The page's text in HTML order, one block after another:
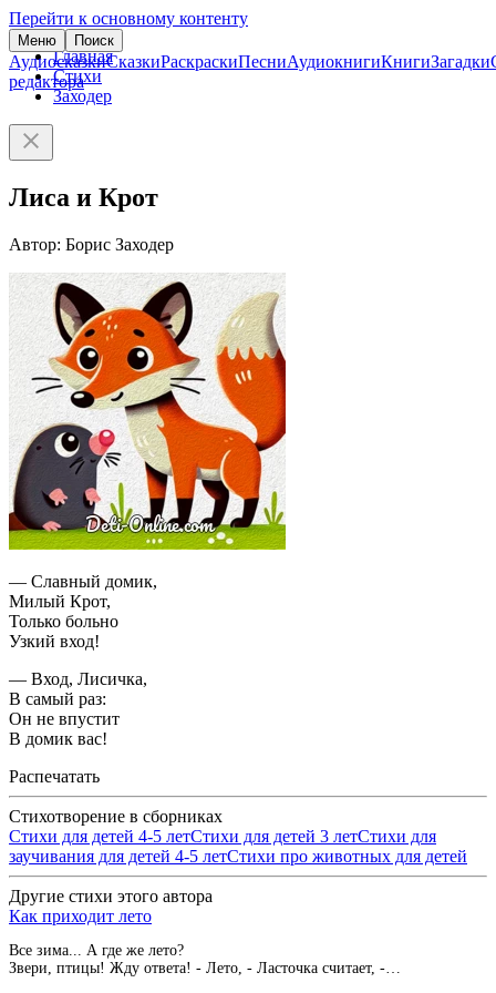
Перейти к основному контенту
Меню Поиск
АудиосказкиСказкиРаскраскиПесниАудиокнигиКнигиЗагадки
редактора
Главная
Стихи
Заходер
Лиса и Крот
Автор: Борис Заходер
— Славный домик,
Милый Крот,
Только больно
Узкий вход!
— Вход, Лисичка,
В самый раз:
Он не впустит
В домик вас!
Распечатать
Стихотворение в сборниках
Стихи для детей 4-5 летСтихи для детей 3 летСтихи для
заучивания для детей 4-5 летСтихи про животных для детей
Другие стихи этого автора
Как приходит лето
Все зима... А где же лето?
Звери, птицы! Жду ответа! - Лето, - Ласточка считает, -…